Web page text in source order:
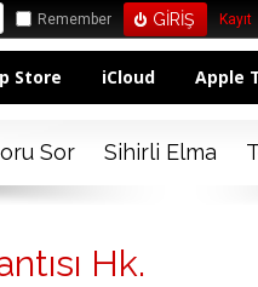
Remember Kayıt
Store iCloud Apple
Sor Sihirli Elma
Hk.